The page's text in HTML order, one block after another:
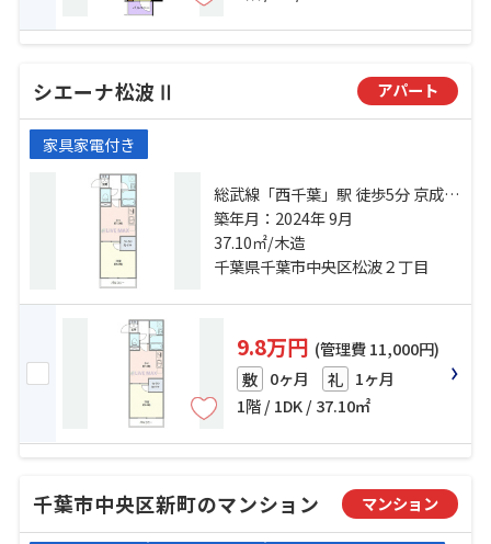
シエーナ松波Ⅱ アパート
家具家電付き
総武線「西千葉」駅 徒歩5分 京成千
葉線「西登戸」駅 徒歩11分
築年月：2024年 9月
37.10㎡/木造
千葉県千葉市中央区松波２丁目
9.8万円 (管理費 11,000円)
敷 0ヶ月 礼 1ヶ月
1階 / 1DK / 37.10㎡
千葉市中央区新町のマンション マンション